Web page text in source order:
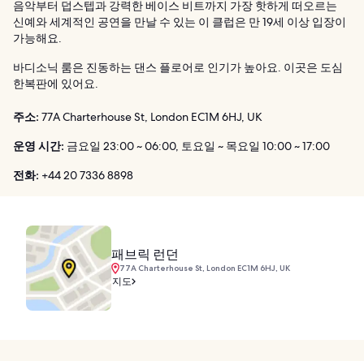
음악부터 덥스텝과 강력한 베이스 비트까지 가장 핫하게 떠오르는
신예와 세계적인 공연을 만날 수 있는 이 클럽은 만 19세 이상 입장이
가능해요.
바디소닉 룸은 진동하는 댄스 플로어로 인기가 높아요. 이곳은 도심
한복판에 있어요.
주소: 77A Charterhouse St, London EC1M 6HJ, UK
운영 시간: 금요일 23:00 ~ 06:00, 토요일 ~ 목요일 10:00 ~ 17:00
전화: +44 20 7336 8898
패브릭 런던
77A Charterhouse St, London EC1M 6HJ, UK
지도